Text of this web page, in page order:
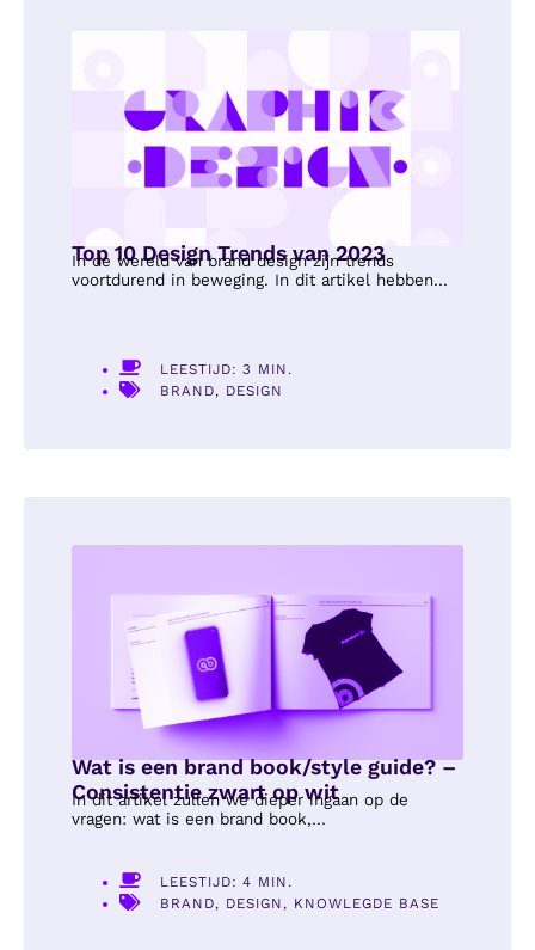
Top 10 Design Trends van 2023
In de wereld van brand design zijn trends
voortdurend in beweging. In dit artikel hebben...
LEESTIJD: 3 MIN.
BRAND, DESIGN
Wat is een brand book/style guide? –
Consistentie zwart op wit
In dit artikel zullen we dieper ingaan op de
vragen: wat is een brand book,...
LEESTIJD: 4 MIN.
BRAND, DESIGN, KNOWLEGDE BASE